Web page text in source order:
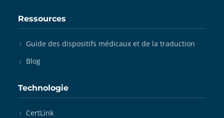
Ressources
Guide des dispositifs médicaux et de la traduction
Blog
Technologie
CertLink